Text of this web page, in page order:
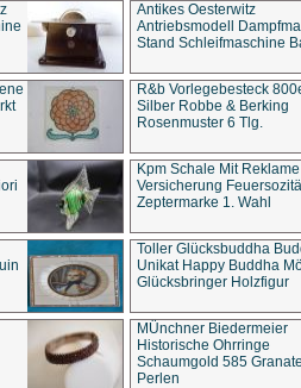
Antikes Oesterwitz
Antriebsmodell
Stand Schleifmaschine
R&b Vorlegebesteck
Silber Robbe & Berking
Rosenmuster 6 Tlg.
Kpm Schale Mit Reklame
Versicherung
Zeptermarke 1. Wahl
Toller Glücksbuddha
Unikat Happy Buddha
Glücksbringer Holzfigur
MÜnchner Biedermeier
Historische Ohrringe
Schaumgold 585
Perlen